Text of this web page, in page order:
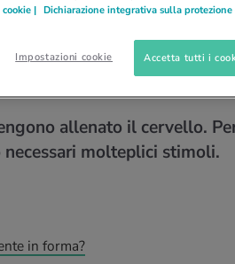
in più di
allenato il cervello.
molteplici stimoli.
in forma?
| Dichiarazione integrativa sulla
Impostazioni cookie Accetta tutti i